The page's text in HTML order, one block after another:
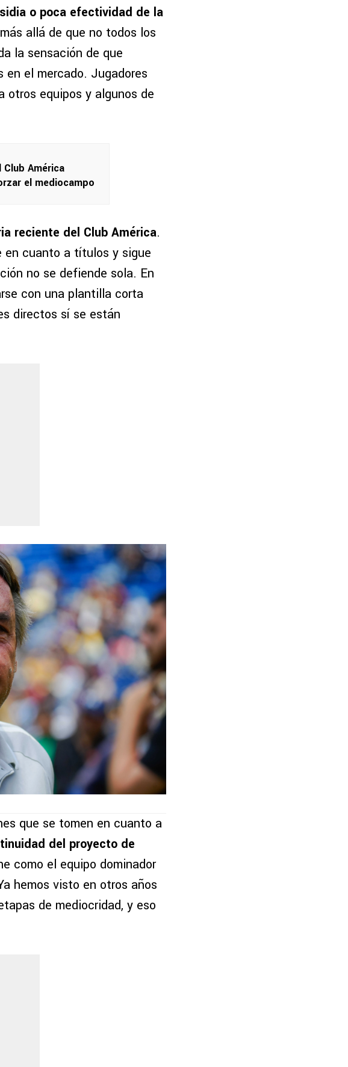
o poca efectividad de la
allá de que no todos los
la sensación de que
el mercado. Jugadores
otros equipos y algunos de
América
el mediocampo
reciente del Club América.
en cuanto a títulos y sigue
no se defiende sola. En
con una plantilla corta
directos sí se están
que se tomen en cuanto a
del proyecto de
como el equipo dominador
hemos visto en otros años
de mediocridad, y eso